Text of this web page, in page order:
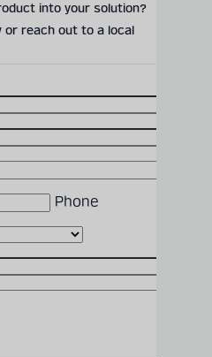
into your solution?
reach out to a local
Phone
KB
Ω; CH1 - CH16: